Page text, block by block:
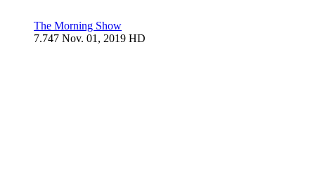
The Morning Show
7.747 Nov. 01, 2019 HD